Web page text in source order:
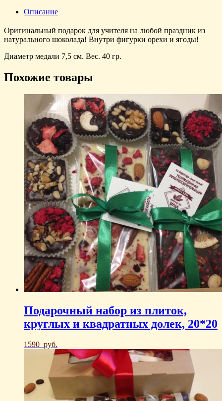
Описание
Оригинальный подарок для учителя на любой праздник из
натурального шоколада! Внутри фигурки орехи и ягоды!
Диаметр медали 7,5 см. Вес. 40 гр.
Похожие товары
Подарочный набор из плиток,
круглых и квадратных долек, 20*20
1590 руб.